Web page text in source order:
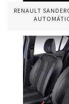
RENAULT